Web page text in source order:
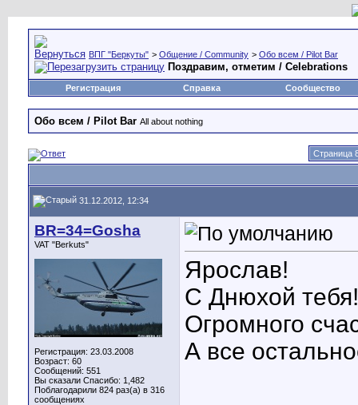
ВПГ "Беркуты" > Общение / Community > Обо всем / Pilot Bar
Поздравим, отметим / Celebrations
Регистрация Справка Сообщество
Обо всем / Pilot Bar All about nothing
Страница
31.12.2012, 12:34
BR=34=Gosha
VAT "Berkuts"
Регистрация: 23.03.2008
Возраст: 60
Сообщений: 551
Вы сказали Спасибо: 1,482
Поблагодарили 824 раз(а) в 316
сообщениях
Ярослав!
С Днюхой тебя!
Огромного
А все